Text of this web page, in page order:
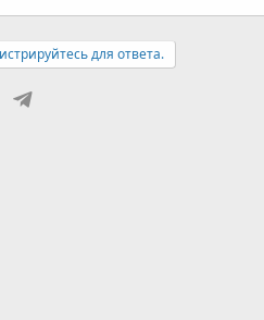
для ответа.
Telegram